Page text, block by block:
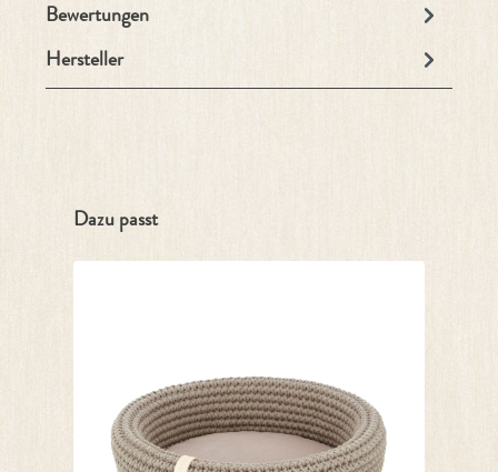
Bewertungen
Hersteller
Produktgalerie überspringen
Dazu passt